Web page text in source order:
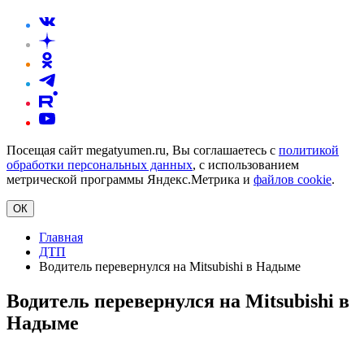
Посещая сайт megatyumen.ru, Вы соглашаетесь с политикой
обработки персональных данных, с использованием
метрической программы Яндекс.Метрика и файлов cookie.
ОК
Главная
ДТП
Водитель перевернулся на Mitsubishi в Надыме
Водитель перевернулся на Mitsubishi в
Надыме